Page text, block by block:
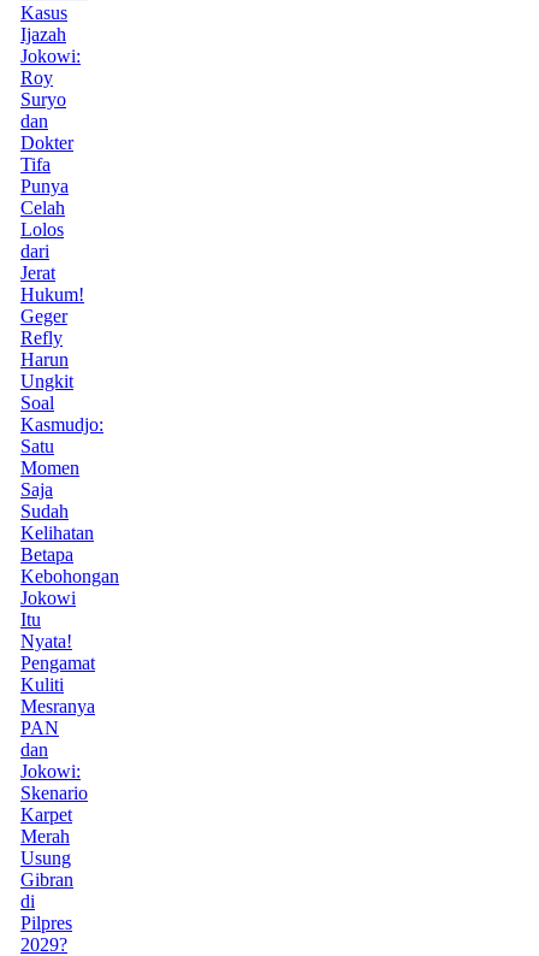
Kasus
Ijazah
Jokowi:
Roy
Suryo
dan
Dokter
Tifa
Punya
Celah
Lolos
dari
Jerat
Hukum!
Geger
Refly
Harun
Ungkit
Soal
Kasmudjo:
Satu
Momen
Saja
Sudah
Kelihatan
Betapa
Kebohongan
Jokowi
Itu
Nyata!
Pengamat
Kuliti
Mesranya
PAN
dan
Jokowi:
Skenario
Karpet
Merah
Usung
Gibran
di
Pilpres
2029?